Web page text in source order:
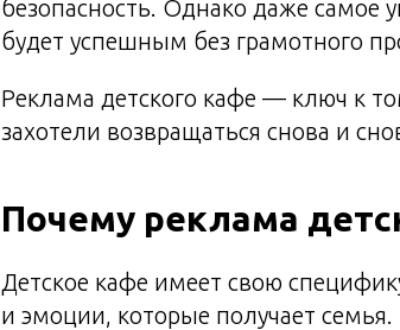
безопасность. Однако даже самое
будет успешным без грамотного
Реклама детского кафе — ключ к
захотели возвращаться снова и
Почему реклама
Детское кафе имеет свою
и эмоции, которые получает